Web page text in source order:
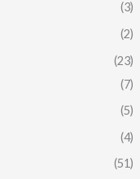
(3)
(2)
(23)
(7)
(5)
(4)
(51)